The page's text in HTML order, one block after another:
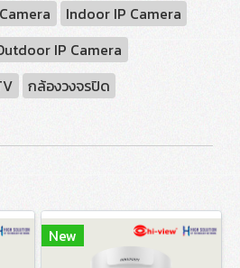
Indoor IP Camera
IP Camera
กล้องวงจรปิด
New